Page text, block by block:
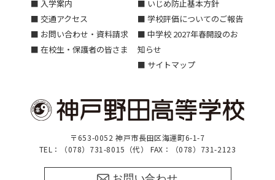
■ 入学案内
■ 交通アクセス
■ お問い合わせ・資料請求
■ 在校生・保護者の皆さま
■ いじめ防止基本方針
■ 学校評価についてのご報告
■ 中学校 2027年春開設のお
知らせ
■ サイトマップ
〒653-0052 神戸市長田区海運町6-1-7
TEL：（078）731-8015（代） FAX：（078）731-2123